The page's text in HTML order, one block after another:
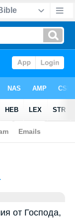
от Господа,